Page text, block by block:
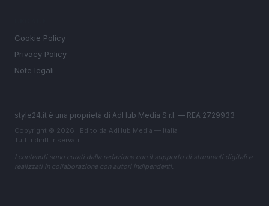
Cookie Policy
Privacy Policy
Note legali
style24.it è una proprietà di AdHub Media S.r.l. — REA 2729933
Copyright © 2026 · Edito da AdHub Media — Italia
Tutti i diritti riservati
I contenuti sono curati dalla redazione con il supporto di strumenti digitali e
realizzati in collaborazione con autori indipendenti.